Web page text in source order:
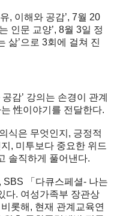
, 이해와 공감’, 7월 20
인문 교양’, 8월 3일 정
삶’으로 3회에 걸쳐 진
감’ 강의는 손경이 관계
性이야기를 전달한다.
식은 무엇인지, 긍정적
, 미투보다 중요한 위드
솔직하게 풀어낸다.
SBS 「다큐스페셜- 나는
다. 여성가족부 장관상
롯해, 현재 관계교육연